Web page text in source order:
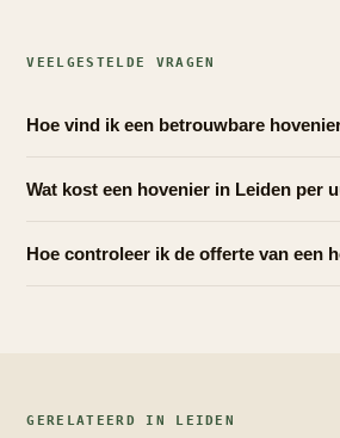
VEELGESTELDE VRAGEN
Hoe vind ik een betrouwbare
Wat kost een hovenier in Leiden per
Hoe controleer ik de offerte van een
GERELATEERD IN LEIDEN